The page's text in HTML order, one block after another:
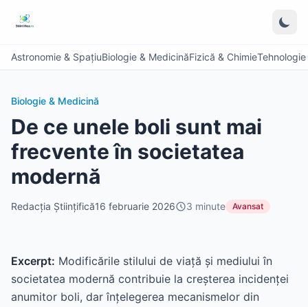
Astronomie & SpațiuBiologie & MedicinăFizică & Chimie
Biologie & Medicină
De ce unele boli sunt mai
frecvente în societatea
modernă
Redacția Științifică16 februarie 2026 3 minute Avansat
Excerpt: Modificările stilului de viață și mediului în
societatea modernă contribuie la creșterea incidenței
anumitor boli, dar înțelegerea mecanismelor din